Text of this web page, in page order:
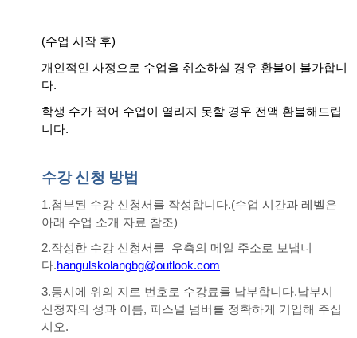
(수업 시작 후)
개인적인 사정으로 수업을 취소하실 경우 환불이 불가합니
다.
학생 수가 적어 수업이 열리지 못할 경우 전액 환불해드립
니다.
수강 신청 방법
1.첨부된 수강 신청서를 작성합니다.(수업 시간과 레벨은
아래 수업 소개 자료 참조)
2.작성한 수강 신청서를 우측의 메일 주소로 보냅니
다.hangulskolangbg@outlook.com
3.동시에 위의 지로 번호로 수강료를 납부합니다.납부시
신청자의 성과 이름, 퍼스널 넘버를 정확하게 기입해 주십
시오.